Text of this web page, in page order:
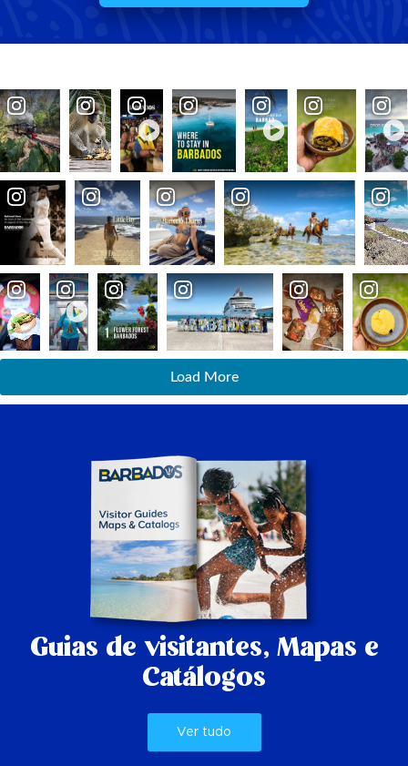
Load More
Guias de visitantes, Mapas e
Catálogos
Ver tudo